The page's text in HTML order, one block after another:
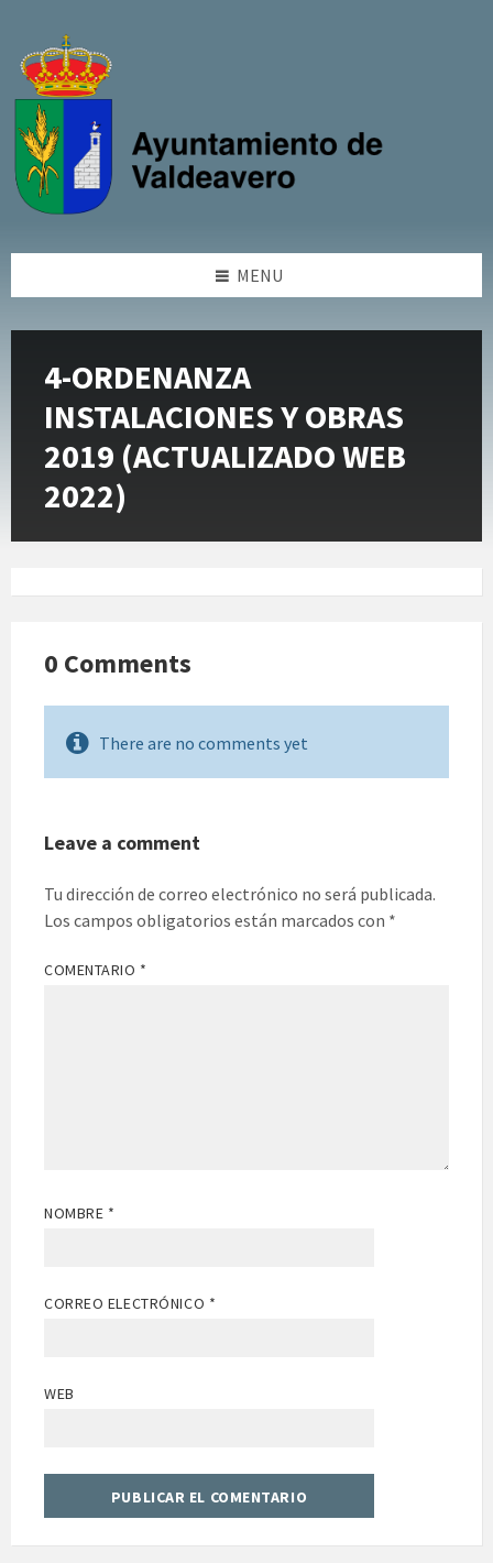
content
sidebar
right
sidebar
footer
MENU
4-ORDENANZA
INSTALACIONES Y OBRAS
2019 (ACTUALIZADO WEB
2022)
0 Comments
There are no comments yet
Leave a comment
Tu dirección de correo electrónico no será publicada.
Los campos obligatorios están marcados con *
COMENTARIO *
NOMBRE *
CORREO ELECTRÓNICO *
WEB